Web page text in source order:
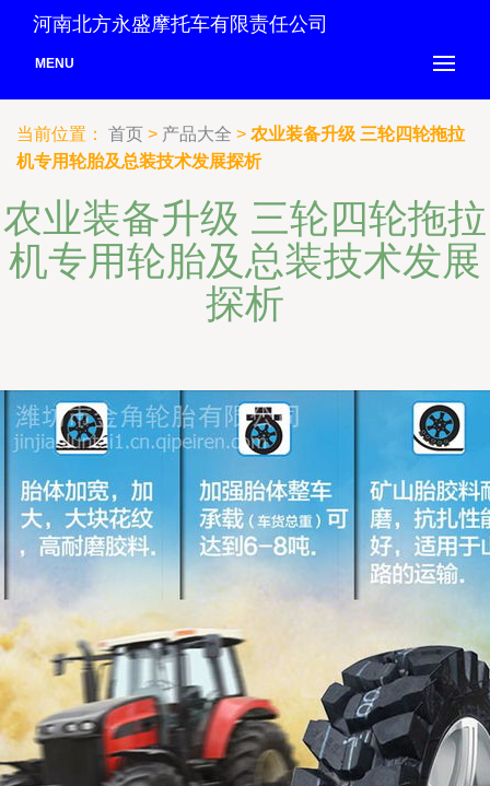
河南北方永盛摩托车有限责任公司
MENU
当前位置： 首页 > 产品大全 > 农业装备升级 三轮四轮拖拉
机专用轮胎及总装技术发展探析
农业装备升级 三轮四轮拖拉
机专用轮胎及总装技术发展
探析